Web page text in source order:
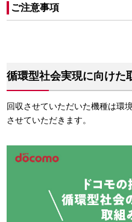
ご注意事項
循環型社会実現に向けた
回収させていただいた機種は環
させていただきます。